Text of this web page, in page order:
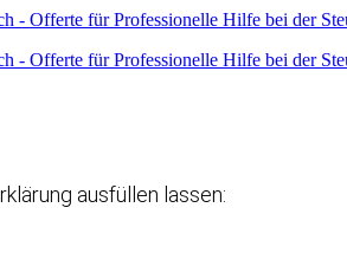
- Offerte für Professionelle Hilfe bei der
- Offerte für Professionelle Hilfe bei der
ausfüllen lassen: